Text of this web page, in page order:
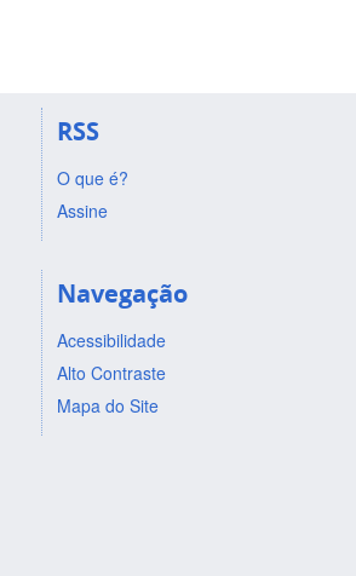
RSS
O que é?
Assine
Navegação
Acessibilidade
Alto Contraste
Mapa do Site